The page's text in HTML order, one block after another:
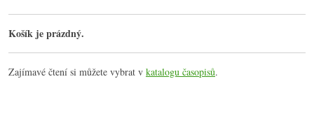
Košík je prázdný.
Zajímavé čtení si můžete vybrat v katalogu časopisů.